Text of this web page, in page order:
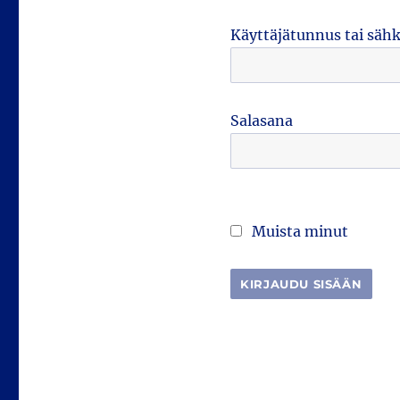
Käyttäjätunnus tai
Salasana
Muista minut